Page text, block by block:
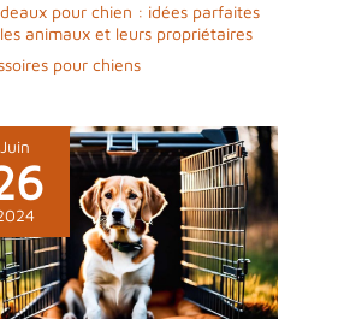
pour chien : idées parfaites
animaux et leurs propriétaires
pour chiens
Juin